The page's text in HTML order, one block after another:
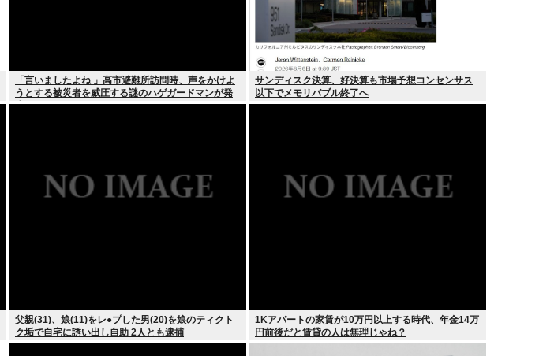
「言いましたよね 」高市避難所訪問時、声をかけよ
うとする被災者を威圧する謎のハゲガードマンが発
生
サンディスク決算、好決算も市場予想コンセンサス
以下でメモリバブル終了へ
父親(31)、娘(11)をレ●プした男(20)を娘のティクト
ク垢で自宅に誘い出し自助 2人とも逮捕
1Kアパートの家賃が10万円以上する時代、年金14万
円前後だと賃貸の人は無理じゃね？